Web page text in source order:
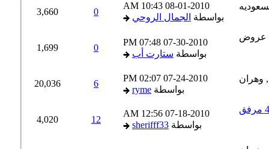
08-01-2010
10:43 AM
بواسطةالجمال الروحي
3,660
07-30-2010
07:48 PM
بواسطةستارت أب
1,699
07-24-2010
02:07 PM
بواسطةryme
20,036
07-18-2010
12:56 AM
بواسطةsherifff33
12
4,020